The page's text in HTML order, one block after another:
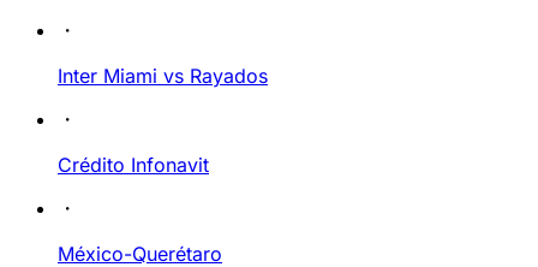
Inter Miami vs Rayados
Crédito Infonavit
México-Querétaro